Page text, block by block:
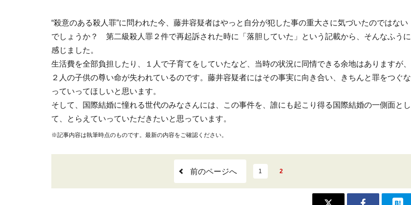
“殺意のある殺人罪”に問われた今、藤井容疑者はやっと自分が犯した事の重大さに気づいたのではない
でしょうか？ 第二級殺人罪２件で再起訴された時に「落胆していた」という記載から、そんなふうに
感じました。
生活費を全部負担したり、１人で子育てをしていたなど、当時の状況に同情できる余地はありますが、
２人の子供の尊い命が失われているのです。藤井容疑者にはその事実に向き合い、きちんと罪をつぐな
っていってほしいと思います。
そして、国際結婚に憧れる世代のみなさんには、この事件を、誰にも起こり得る国際結婚の一側面とし
て、とらえていっていただきたいと思っています。
※記事内容は執筆時点のものです。最新の内容をご確認ください。
前のページへ 1 2